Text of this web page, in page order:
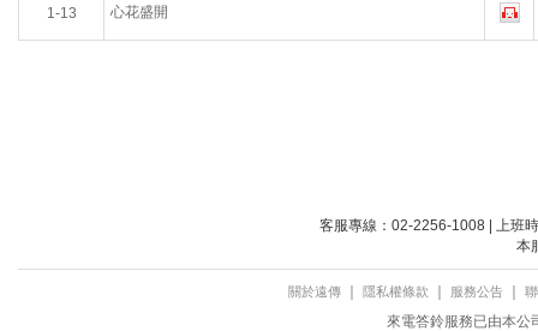
1-13 心花盛開
客服專線：02-2256-1008 | 上班
本
關於遠傳｜ 隱私權條款 服務公告｜
來電答鈴服務已由本公